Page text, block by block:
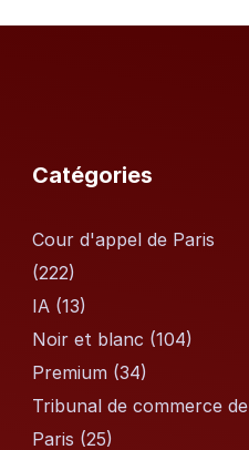
Catégories
Cour d'appel de Paris
(222)
IA(13)
Noir et blanc (104)
Premium(34)
Tribunal de commerce de
Paris (25)